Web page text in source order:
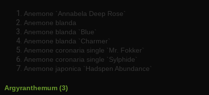
Anemone `Annabela Deep Rose`
Anemone blanda
Anemone blanda `Blue`
Anemone blanda `Charmer`
Anemone coronaria single `Mr. Fokker`
Anemone coronaria single `Sylphide`
Anemone japonica `Hadspen Abundance`
Argyranthemum (3)